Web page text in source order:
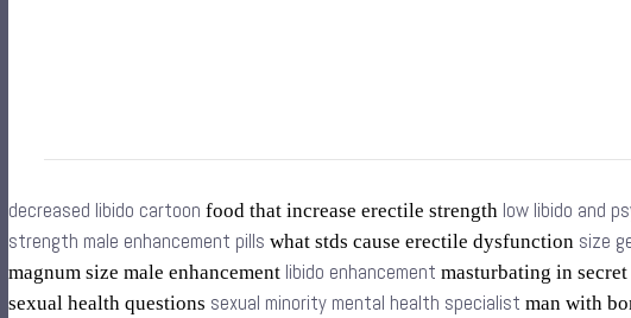
decreased libido cartoon food that increase erectile strength low libido and
strength male enhancement pills what stds cause erectile dysfunction size
magnum size male enhancement libido enhancement masturbating in secret
sexual health questions sexual minority mental health specialist man with